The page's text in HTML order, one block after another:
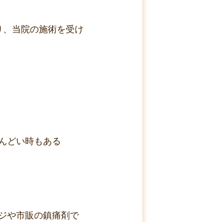
当院の施術を受け
どい時もある
や市販の鎮痛剤で